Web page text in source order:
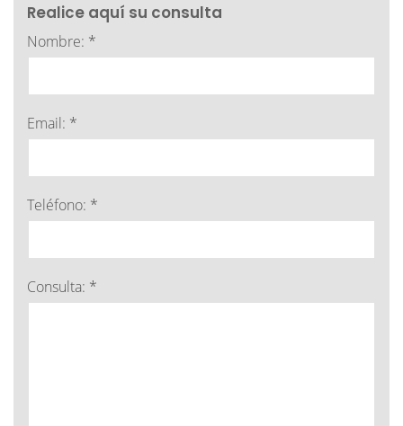
Realice aquí su consulta
Nombre: *
Email: *
Teléfono: *
Consulta: *